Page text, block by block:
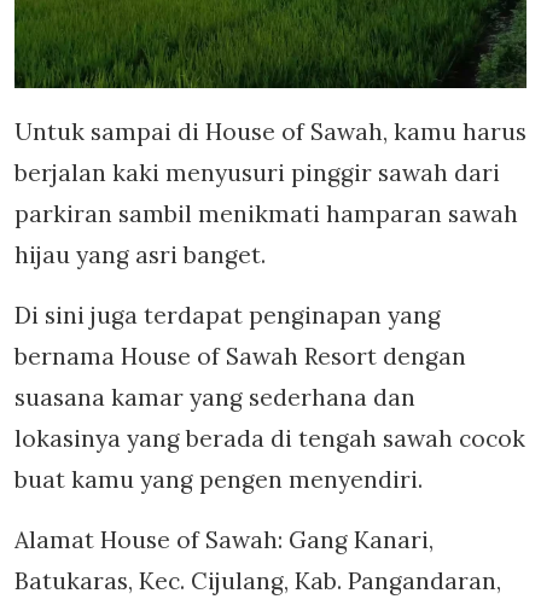
Untuk sampai di House of Sawah, kamu harus
berjalan kaki menyusuri pinggir sawah dari
parkiran sambil menikmati hamparan sawah
hijau yang asri banget.
Di sini juga terdapat penginapan yang
bernama House of Sawah Resort dengan
suasana kamar yang sederhana dan
lokasinya yang berada di tengah sawah cocok
buat kamu yang pengen menyendiri.
Alamat House of Sawah: Gang Kanari,
Batukaras, Kec. Cijulang, Kab. Pangandaran,